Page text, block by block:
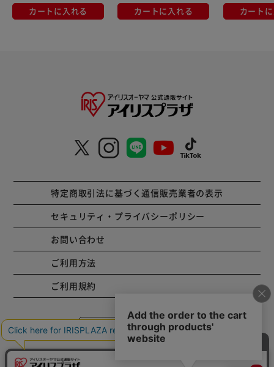
カートに入れる カートに入れる カート
特定商取引法に基づく通信販売業者の表示
セキュリティ・プライバシーポリシー
お問い合わせ
ご利用方法
ご利用規約
コーポレートサイト